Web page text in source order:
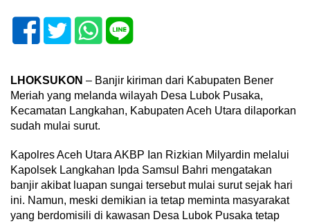
LHOKSUKON – Banjir kiriman dari Kabupaten Bener
Meriah yang melanda wilayah Desa Lubok Pusaka,
Kecamatan Langkahan, Kabupaten Aceh Utara dilaporkan
sudah mulai surut.
Kapolres Aceh Utara AKBP Ian Rizkian Milyardin melalui
Kapolsek Langkahan Ipda Samsul Bahri mengatakan
banjir akibat luapan sungai tersebut mulai surut sejak hari
ini. Namun, meski demikian ia tetap meminta masyarakat
yang berdomisili di kawasan Desa Lubok Pusaka tetap